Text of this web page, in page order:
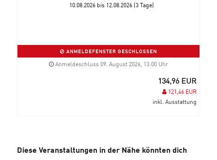
10.08.2026 bis 12.08.2026 (3 Tage)
ANMELDEFENSTER GESCHLOSSEN
Anmeldeschluss 09. August 2026, 13:00 Uhr
134,96 EUR
121,46 EUR
inkl. Ausstattung
Diese Veranstaltungen in der Nähe könnten dich